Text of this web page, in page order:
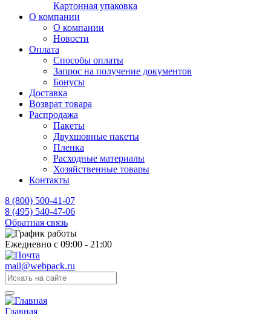
Картонная упаковка
О компании
О компании
Новости
Оплата
Способы оплаты
Запрос на получение документов
Бонусы
Доставка
Возврат товара
Распродажа
Пакеты
Двухшовные пакеты
Пленка
Расходные материалы
Хозяйственные товары
Контакты
8 (800) 500-41-07
8 (495) 540-47-06
Обратная связь
Ежедневно с 09:00 - 21:00
mail@webpack.ru
Главная